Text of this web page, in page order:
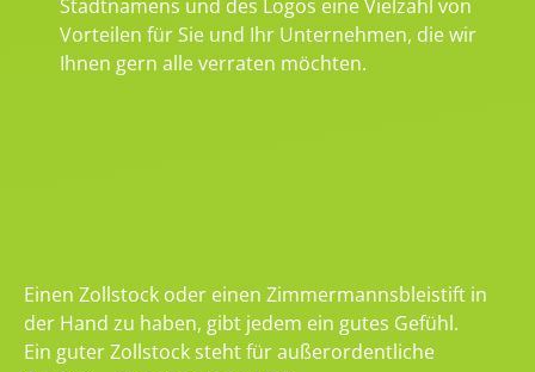
Stadtnamens und des Logos eine Vielzahl von
Vorteilen für Sie und Ihr Unternehmen, die wir
Ihnen gern alle verraten möchten.
Einen Zollstock oder einen Zimmermannsbleistift in
der Hand zu haben, gibt jedem ein gutes Gefühl.
Ein guter Zollstock steht für außerordentliche